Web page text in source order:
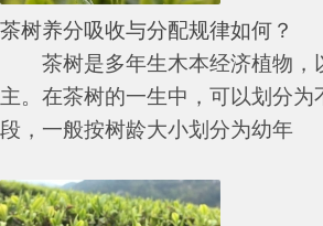
茶树养分吸收与分配规律如何？
茶树是多年生木本经济植物，
主。在茶树的一生中，可以划分为
段，一般按树龄大小划分为幼年